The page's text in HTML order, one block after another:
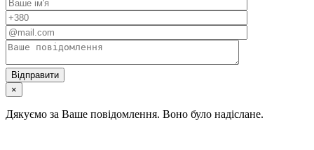
×
Дякуємо за Ваше повідомлення. Воно було надіслане.